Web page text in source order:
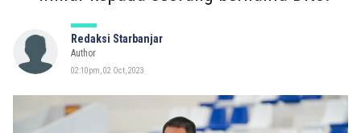
Redaksi Starbanjar
Author
02:10pm, 02 Oct, 2023